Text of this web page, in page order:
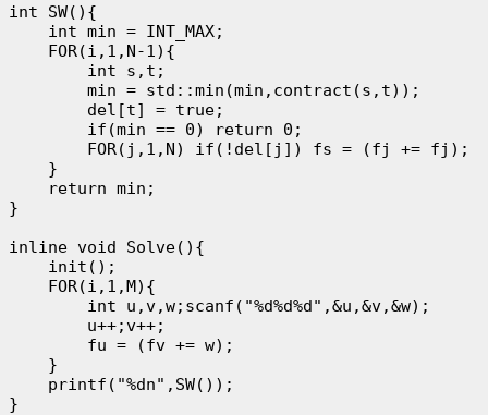
int SW(){
    int min = INT_MAX;
    FOR(i,1,N-1){
        int s,t;
        min = std::min(min,contract(s,t));
        del[t] = true;
        if(min == 0) return 0;
        FOR(j,1,N) if(!del[j]) fs = (fj += fj);
    }
    return min;
}
inline void Solve(){
    init();
    FOR(i,1,M){
        int u,v,w;scanf("%d%d%d",&u,&v,&w);
        u++;v++;
        fu = (fv += w);
    }
    printf("%dn",SW());
}